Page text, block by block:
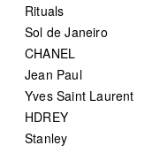
Rituals
Sol de Janeiro
CHANEL
Jean Paul
Yves Saint Laurent
HDREY
Stanley